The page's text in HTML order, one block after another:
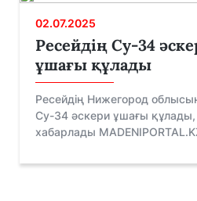
02.07.2025
Ресейдің Су-34
ұшағы құлады
Ресейдің Нижегород
Су-34 әскери ұшағы
хабарлады